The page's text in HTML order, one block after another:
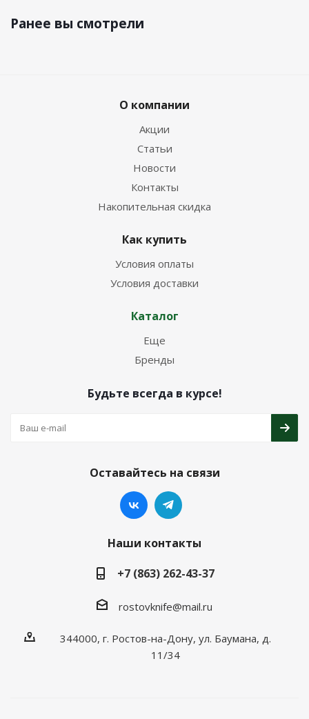
Ранее вы смотрели
О компании
Акции
Статьи
Новости
Контакты
Накопительная скидка
Как купить
Условия оплаты
Условия доставки
Каталог
Еще
Бренды
Будьте всегда в курсе!
Оставайтесь на связи
Наши контакты
+7 (863) 262-43-37
rostovknife@mail.ru
344000, г. Ростов-на-Дону, ул. Баумана, д.
11/34